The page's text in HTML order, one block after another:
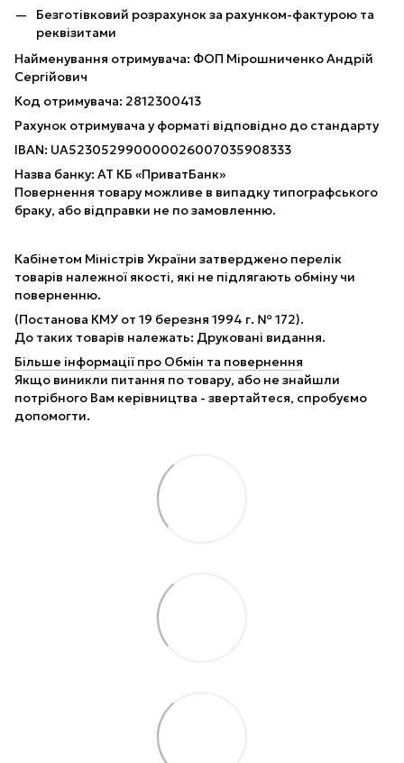
Безготівковий розрахунок за рахунком-фактурою та
реквізитами
Найменування отримувача: ФОП Мірошниченко Андрій
Сергійович
Код отримувача: 2812300413
Рахунок отримувача у форматі відповідно до стандарту
IBAN: UA523052990000026007035908333
Назва банку: АТ КБ «ПриватБанк»
Повернення товару можливе в випадку типографського
браку, або відправки не по замовленню.
Кабінетом Міністрів України затверджено перелік
товарів належної якості, які не підлягають обміну чи
поверненню.
(Постанова КМУ от 19 березня 1994 г. № 172).
До таких товарів належать: Друковані видання.
Більше інформації про Обмін та повернення
Якщо виникли питання по товару, або не знайшли
потрібного Вам керівництва - звертайтеся, спробуємо
допомогти.